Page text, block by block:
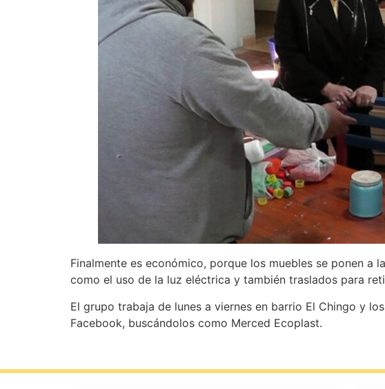
Finalmente es económico, porque los muebles se ponen
como el uso de la luz eléctrica y también traslados para
El grupo trabaja de lunes a viernes en barrio El Chingo y
Facebook, buscándolos como Merced Ecoplast.